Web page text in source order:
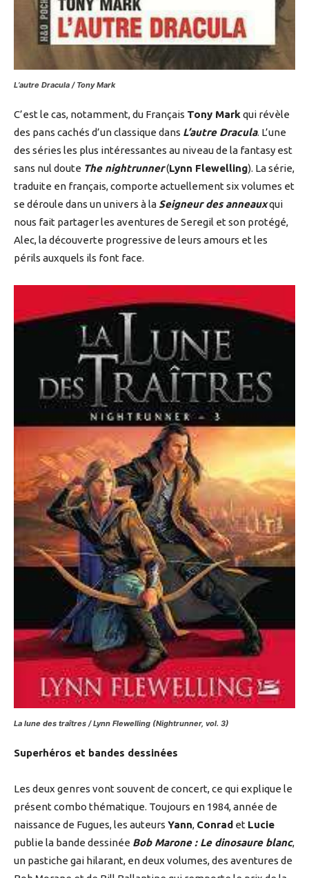
L’autre Dracula / Tony Mark
C’est le cas, notamment, du Français Tony Markqui révèle
des pans cachés d’un classique dans L’autre Dracula. L’une
des séries les plus intéressantes au niveau de la fantasy est
sans nul doute The nightrunner(Lynn Flewelling). La série,
traduite en français, comporte actuellement six volumes et
se déroule dans un univers à la Seigneur des anneauxqui
nous fait partager les aventures de Seregil et son protégé,
Alec, la découverte progressive de leurs amours et les
périls auxquels ils font face.
La lune des traîtres / Lynn Flewelling (Nightrunner, vol. 3)
Superhéros et bandes dessinées
Les deux genres vont souvent de concert, ce qui explique le
présent combo thématique. Toujours en 1984, année de
naissance de Fugues, les auteurs Yann, Conrad et Lucie
publie la bande dessinée Bob Marone : Le dinosaure blanc,
un pastiche gai hilarant, en deux volumes, des aventures de